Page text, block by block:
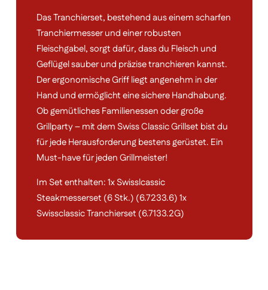
Das Tranchierset, bestehend aus einem scharfen
Tranchiermesser und einer robusten
Fleischgabel, sorgt dafür, dass du Fleisch und
Geflügel sauber und präzise tranchieren kannst.
Der ergonomische Griff liegt angenehm in der
Hand und ermöglicht eine sichere Handhabung.
Ob gemütliches Familienessen oder große
Grillparty – mit dem Swiss Classic Grillset bist du
für jede Herausforderung bestens gerüstet. Ein
Must-have für jeden Grillmeister!
Im Set enthalten: 1x Swisslcassic
Steakmesserset (6 Stk.) (6.7233.6) 1x
Swissclassic Tranchierset (6.7133.2G)